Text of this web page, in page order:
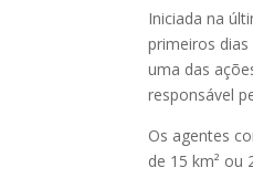
Iniciada na
primeiros
uma das
responsável
Os agentes
de 15 km² ou